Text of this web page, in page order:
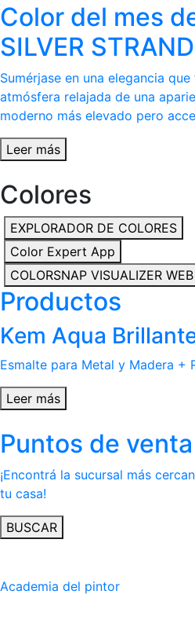
Color del mes
SILVER
Sumérjase en una elegancia
atmósfera relajada de una
moderno más elevado pero
Leer más
Colores
EXPLORADOR DE COLORES
Color Expert App
COLORSNAP VISUALIZER WEB
Productos
Kem Aqua
Esmalte para Metal y Madera +
Leer más
Puntos de venta
¡Encontrá la sucursal más
tu casa!
BUSCAR
Academia del pintor